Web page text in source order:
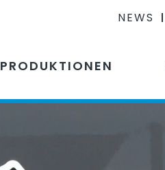
NEWS
PRODUKTIONEN